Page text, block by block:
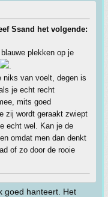
Ssand het volgende:
plekken op je
.
niks van voelt, degen is
je echt recht
mits goed
zij wordt geraakt zwiept
echt wel. Kan je de
omdat men dan denkt
of zo door de rooie
goed hanteert. Het